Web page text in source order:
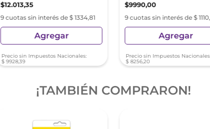
$12.013,35
9 cuotas sin interés de $ 1334,81
Agregar
Precio sin Impuestos Nacionales:
$ 9928,39
$9990,00
9 cuotas sin interés de $
Agregar
Precio sin Impuestos
$ 8256,20
¡TAMBIÉN COMPRARON!